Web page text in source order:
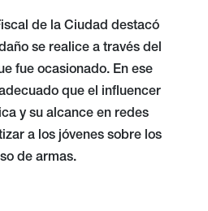
de la Ciudad destacó
se realice a través del
fue ocasionado. En ese
que el influencer
y su alcance en redes
a los jóvenes sobre los
de armas.